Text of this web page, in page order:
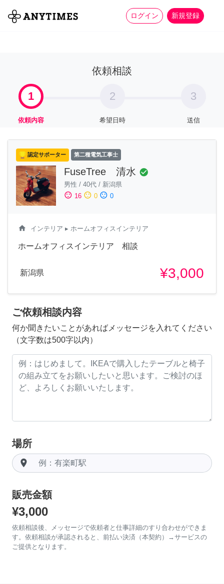
ログイン 新規登録
全て 家事 more_horiz
依頼相談
1
依頼内容
2
希望日時
3
送信
認定サポーター 第二種電気工事士
FuseTree 清水 check_circle
男性 / 40代 / 新潟県
sentiment_satisfied 16 sentiment_neutral 0 sentiment_dissatisfied 0
home インテリア ▸ ホームオフィスインテリア
ホームオフィスインテリア 相談
新潟県 ¥3,000
ご依頼相談内容
何か聞きたいことがあればメッセージを入れてください
（文字数は500字以内）
場所
room
販売金額
¥3,000
依頼相談後、メッセージで依頼者と仕事詳細のすり合わせができま
す。依頼相談が承認されると、前払い決済（本契約）→サービスの
ご提供となります。